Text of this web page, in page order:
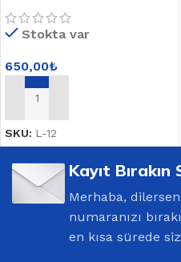
Stokta var
650,00₺
SEPETE EKLE
SKU: L-12
Kayıt Bırakın
Merhaba,
numaranızı
en kısa sürede